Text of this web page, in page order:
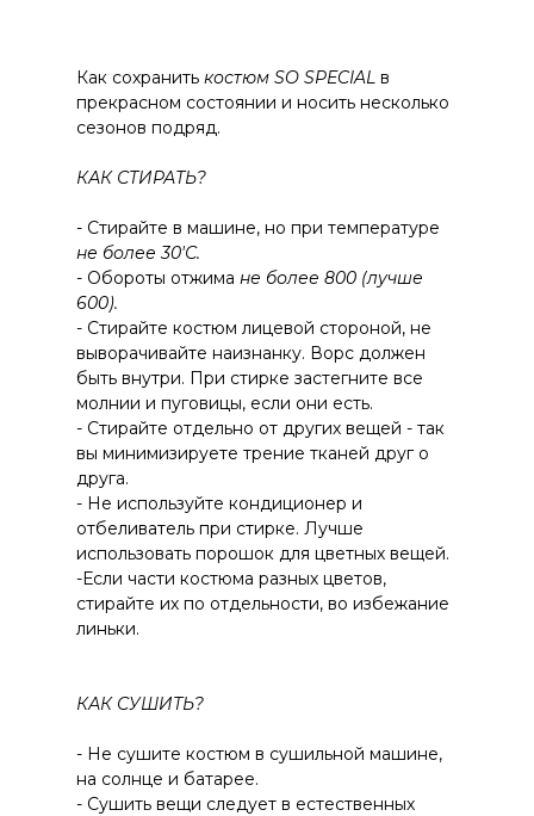
Как сохранить костюм SO SPECIAL в
прекрасном состоянии и носить несколько
сезонов подряд.
КАК СТИРАТЬ?
- Стирайте в машине, но при температуре
не более 30'С.
- Обороты отжима не более 800 (лучше
600).
- Стирайте костюм лицевой стороной, не
выворачивайте наизнанку. Ворс должен
быть внутри. При стирке застегните все
молнии и пуговицы, если они есть.
- Стирайте отдельно от других вещей - так
вы минимизируете трение тканей друг о
друга.
- Не используйте кондиционер и
отбеливатель при стирке. Лучше
использовать порошок для цветных вещей.
-Если части костюма разных цветов,
стирайте их по отдельности, во избежание
линьки.
КАК СУШИТЬ?
- Не сушите костюм в сушильной машине,
на солнце и батарее.
- Сушить вещи следует в естественных